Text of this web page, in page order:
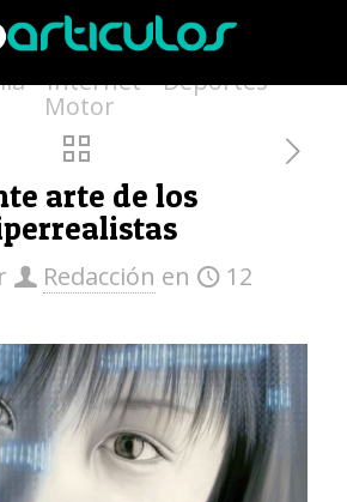
Empresas Vivienda
Medio ambiente
Internet Deportes
Motor
arte de los
Redacción en
12